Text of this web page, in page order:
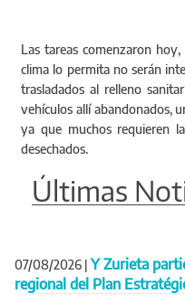
Las tareas comenzaron
clima lo permita no serán
trasladados al relleno
vehículos allí abandonados,
ya que muchos requieren
desechados.
Últimas
07/08/2026 | Y Zurieta
regional del Plan